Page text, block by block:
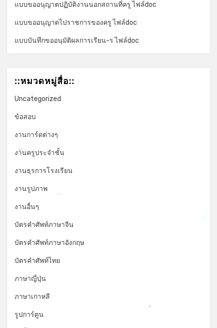
แบบขออนุญาตปฏิบัติงานนอกสถานที่ครู ไฟล์doc
แบบขออนุญาตไปราชการของครู ไฟล์doc
แบบบันทึกขออนุมัติผลการเรียน-ร ไฟล์doc
::หมวดหมู่สื่อ::
Uncategorized
ข้อสอบ
งานการ์ดต่างๆ
งานครูประจำชั้น
งานธุรการโรงเรียน
งานรูปภาพ
งานอื่นๆ
บัตรคำศัพท์ภาษาจีน
บัตรคำศัพท์ภาษาอังกฤษ
บัตรคำศัพท์ไทย
ภาษาญี่ปุ่น
ภาษาเกาหลี
รูปการ์ตูน
*